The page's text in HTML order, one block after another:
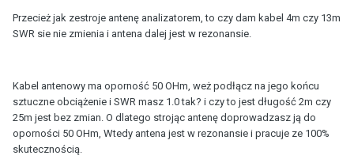
Przecież jak zestroje antenę analizatorem, to czy dam kabel 4m czy 13m
SWR sie nie zmienia i antena dalej jest w rezonansie.
Kabel antenowy ma oporność 50 OHm, weż podłącz na jego końcu
sztuczne obciążenie i SWR masz 1.0 tak? i czy to jest długość 2m czy
25m jest bez zmian. O dlatego strojąc antenę doprowadzasz ją do
oporności 50 OHm, Wtedy antena jest w rezonansie i pracuje ze 100%
skutecznością.